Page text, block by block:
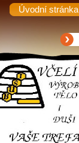
Úvodní stránka